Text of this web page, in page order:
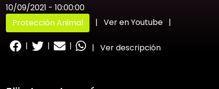
10/09/2021 - 10:00:00
Protección Animal
| Ver en Youtube |
| | | | Ver descripción